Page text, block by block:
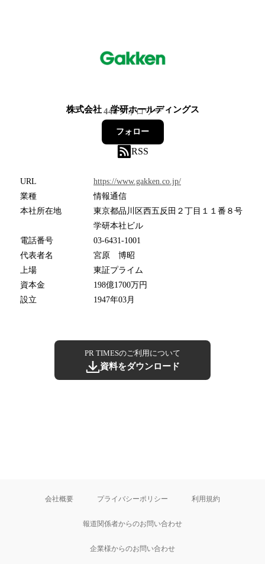
株式会社 学研ホールディングス
444フォロワー
フォロー
RSS
URL
https://www.gakken.co.jp/
業種
情報通信
本社所在地
東京都品川区西五反田２丁目１１番８号
学研本社ビル
電話番号
03-6431-1001
代表者名
宮原 博昭
上場
東証プライム
資本金
198億1700万円
設立
1947年03月
PR TIMESのご利用について
資料をダウンロード
会社概要 プライバシーポリシー 利用規約
報道関係者からのお問い合わせ
企業様からのお問い合わせ